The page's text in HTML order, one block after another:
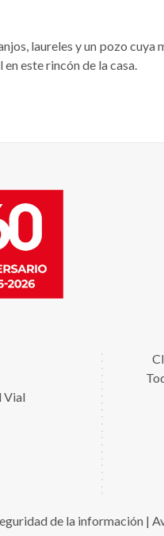
laureles y un pozo
este rincón de la casa.
Vial
de la información|